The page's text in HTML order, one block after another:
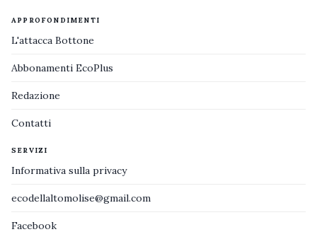
APPROFONDIMENTI
L'attacca Bottone
Abbonamenti EcoPlus
Redazione
Contatti
SERVIZI
Informativa sulla privacy
ecodellaltomolise@gmail.com
Facebook